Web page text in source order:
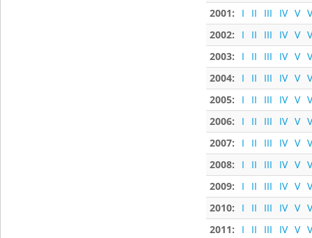
2001:
I II III IV V
2002:
I II III IV V
2003:
I II III IV V
2004:
I II III IV V
2005:
I II III IV V
2006:
I II III IV V
2007:
I II III IV V
2008:
I II III IV V
2009:
I II III IV V
2010:
I II III IV V
2011:
I II III IV V